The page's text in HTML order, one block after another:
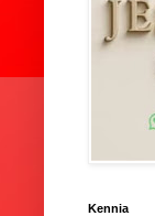
Kennia